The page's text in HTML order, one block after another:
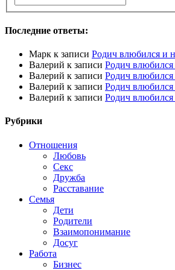
Последние ответы:
Марк к записи Родич влюбился и
Валерий к записи Родич влюбился
Валерий к записи Родич влюбился
Валерий к записи Родич влюбился
Валерий к записи Родич влюбился
Рубрики
Отношения
Любовь
Секс
Дружба
Расставание
Семья
Дети
Родители
Взаимопонимание
Досуг
Работа
Бизнес